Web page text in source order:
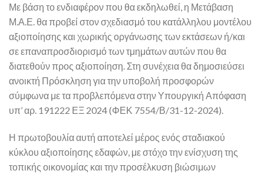
Με βάση το ενδιαφέρον που θα εκδηλωθεί, η Μετάβαση
Μ.Α.Ε. θα προβεί στον σχεδιασμό του κατάλληλου μοντέλου
αξιοποίησης και χωρικής οργάνωσης των εκτάσεων ή/και
σε επαναπροσδιορισμό των τμημάτων αυτών που θα
διατεθούν προς αξιοποίηση. Στη συνέχεια θα δημοσιεύσει
ανοικτή Πρόσκληση για την υποβολή προσφορών
σύμφωνα με τα προβλεπόμενα στην Υπουργική Απόφαση
υπ’ αρ. 191222 ΕΞ 2024 (ΦΕΚ 7554/Β/31-12-2024).
Η πρωτοβουλία αυτή αποτελεί μέρος ενός σταδιακού
κύκλου αξιοποίησης εδαφών, με στόχο την ενίσχυση της
τοπικής οικονομίας και την προσέλκυση βιώσιμων